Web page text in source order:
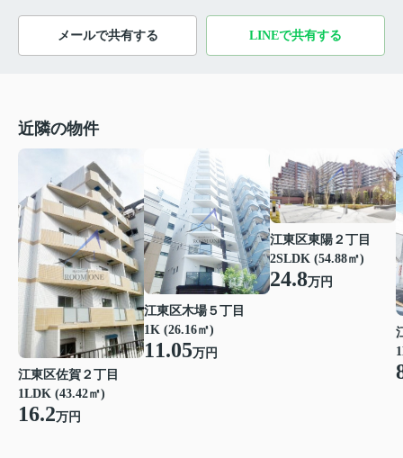
メールで共有する LINEで共有する
近隣の物件
江東区佐賀２丁目
1LDK (43.42㎡)
16.2万円
江東区木場５丁目
1K (26.16㎡)
11.05万円
江東区東陽２丁目
2SLDK (54.88㎡)
24.8万円